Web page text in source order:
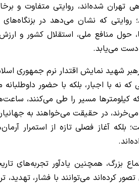
تهران شده‌اند، روایتی متفاوت و
روایتی که نشان می‌دهد در
حول منافع ملی، استقلال کشور و
می‌یابد.
شهید نمایش اقتدار نرم جمهوری
که نه با اجبار، بلکه با حضور
کیلومترها مسیر را طی می‌کنند،
در حقیقت می‌خواهند به
بلکه آغاز فصلی تازه از استمرار
بزرگ، همچنین یادآور تجربه‌های
کرده‌اند می‌توانند با فشار،